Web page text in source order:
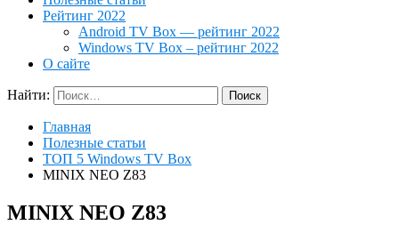
Рейтинг 2022
Android TV Box — рейтинг 2022
Windows TV Box – рейтинг 2022
О сайте
Найти:
Главная
Полезные статьи
ТОП 5 Windows TV Box
MINIX NEO Z83
MINIX NEO Z83